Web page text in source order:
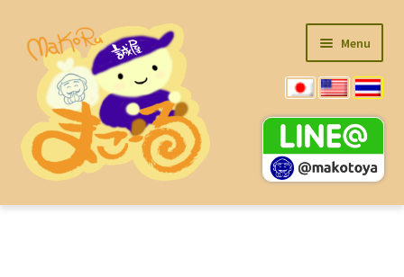
Skip
to
navigation
Skip
to
content
Menu